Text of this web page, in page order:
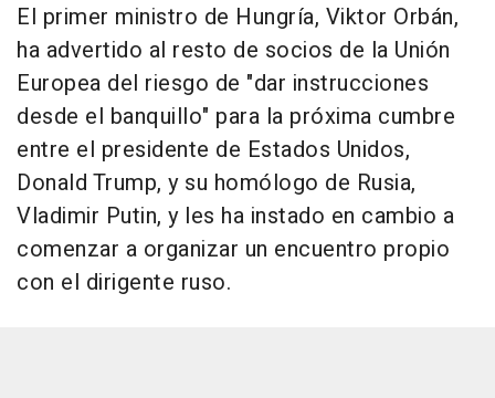
El primer ministro de Hungría, Viktor Orbán,
ha advertido al resto de socios de la Unión
Europea del riesgo de "dar instrucciones
desde el banquillo" para la próxima cumbre
entre el presidente de Estados Unidos,
Donald Trump, y su homólogo de Rusia,
Vladimir Putin, y les ha instado en cambio a
comenzar a organizar un encuentro propio
con el dirigente ruso.